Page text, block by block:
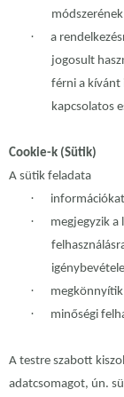
·
a
jogosult
férni a kívánt
kapcsolatos
Cookie-k (Sütik)
A sütik feladata
·
·
megjegyzik a
·
· minőségi
A testre szabott
adatcsomagot, ún.